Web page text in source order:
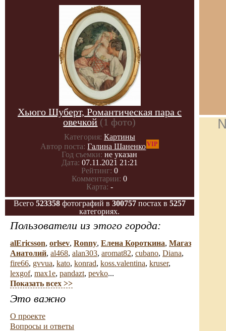
Хьюго Шуберт, Романтическая пара с
овечкой (1 фото)
Категория: Картины
Автор поста: Галина ШаненкоVIP
Год съемки: не указан
Дата: 07.11.2021 21:21
Рейтинг: 0
Комментарии: 0
Карта: -
Всего 523358 фотографий в 300757 постах в 5257
категориях.
Пользователи из этого города:
alEricsson, orlsev, Ronny, Елена Короткина, Магаз
Анатолий, al468, alan303, aromat82, cubano, Diana,
fire66, gvvua, kato, konrad, koss.valentina, kruser,
lexgof, max1e, pandazt, pevko...
Показать всех >>
Это важно
О проекте
Вопросы и ответы